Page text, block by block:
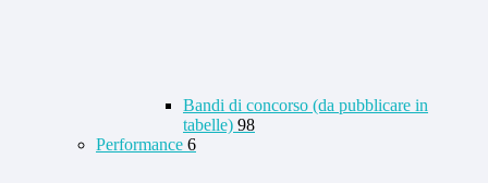
Bandi di concorso (da pubblicare in
tabelle) 98
Performance 6